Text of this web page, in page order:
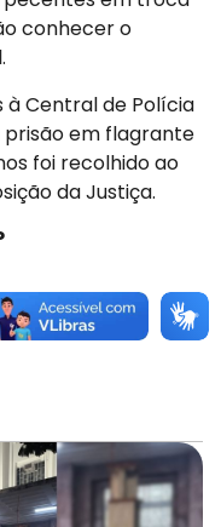
conhecer o
à Central de Polícia
prisão em flagrante
foi recolhido ao
da Justiça.